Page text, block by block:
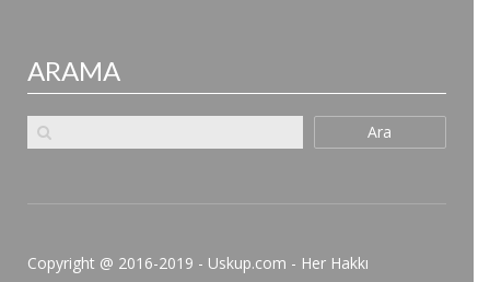
ARAMA
Ara
Copyright @ 2016-2019 - Uskup.com - Her Hakkı